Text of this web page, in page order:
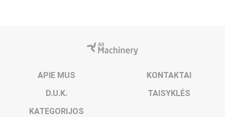
APIE MUS
KONTAKTAI
D.U.K.
TAISYKLĖS
KATEGORIJOS